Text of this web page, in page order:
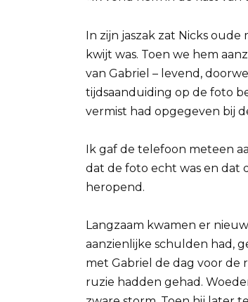
In zijn jaszak zat Nicks
kwijt was. Toen we hem
van Gabriel – levend,
tijdsaanduiding op de foto
vermist had opgegeven bij
Ik gaf de telefoon meteen
dat de foto echt was en dat
heropend.
Langzaam kwamen er
aanzienlijke schulden had,
met Gabriel de dag voor de
ruzie hadden gehad.